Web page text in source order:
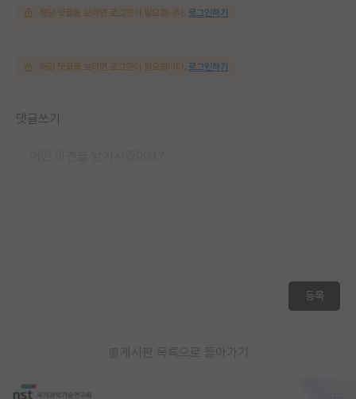
해당 댓글을 보려면 로그인이 필요합니다. 로그인하기
해당 댓글을 보려면 로그인이 필요합니다. 로그인하기
댓글쓰기
등록
게시판 목록으로 돌아가기